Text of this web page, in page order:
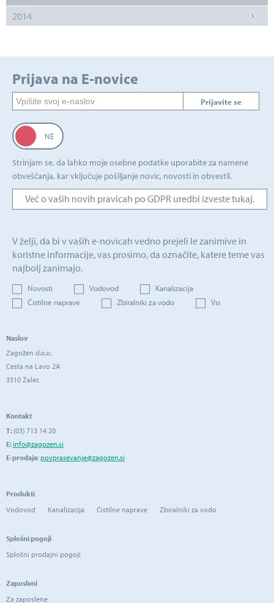
2014
Prijava na E-novice
Prijavite se
Strinjam se, da lahko moje osebne podatke uporabite za namene
obveščanja, kar vključuje pošiljanje novic, novosti in obvestil.
Več o vaših novih pravicah po GDPR uredbi izveste tukaj.
V želji, da bi v vaših e-novicah vedno prejeli le zanimive in
koristne informacije, vas prosimo, da označite, katere teme vas
najbolj zanimajo.
Novosti Vodovod
Kanalizacija
Čistilne naprave
Zbiralniki za vodo Vsi
Naslov
Zagožen d.o.o.
Cesta na Lavo 2A
3310 Žalec
Kontakt
T: (03) 713 14 20
E:info@zagozen.si
E-prodaja: povprasevanje@zagozen.si
Produkti
Vodovod
Kanalizacija Čistilne naprave Zbiralniki za vodo
Splošni pogoji
Splošni prodajni pogoji
Zaposleni
Za zaposlene